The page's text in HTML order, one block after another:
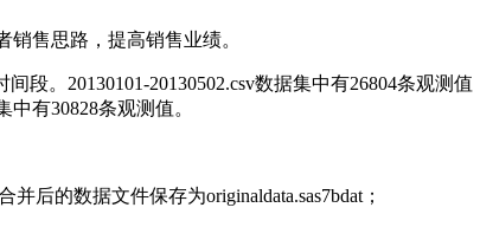
销售思路， 提高销售业绩。
段。 20130101-20130502.csv数据集中有26804条观测值
中有30828条观测值。
并后的数据文件保存为originaldata.sas7bdat；